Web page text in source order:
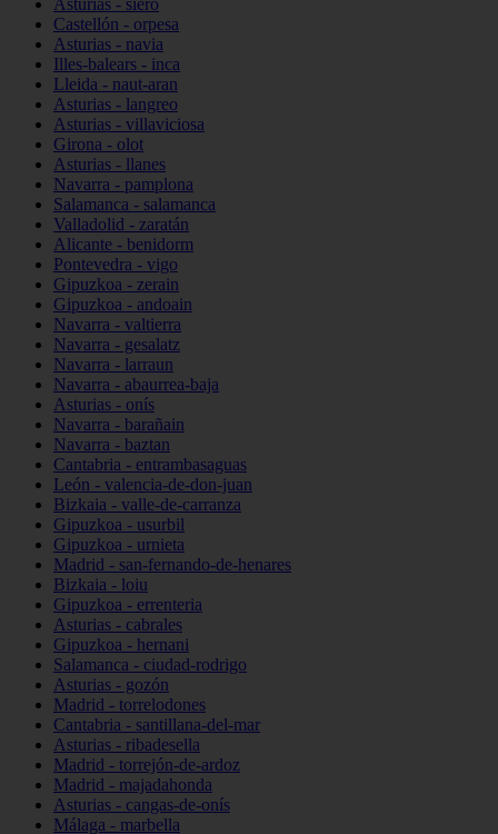
Asturias - siero
Castellón - orpesa
Asturias - navia
Illes-balears - inca
Lleida - naut-aran
Asturias - langreo
Asturias - villaviciosa
Girona - olot
Asturias - llanes
Navarra - pamplona
Salamanca - salamanca
Valladolid - zaratán
Alicante - benidorm
Pontevedra - vigo
Gipuzkoa - zerain
Gipuzkoa - andoain
Navarra - valtierra
Navarra - gesalatz
Navarra - larraun
Navarra - abaurrea-baja
Asturias - onís
Navarra - barañain
Navarra - baztan
Cantabria - entrambasaguas
León - valencia-de-don-juan
Bizkaia - valle-de-carranza
Gipuzkoa - usurbil
Gipuzkoa - urnieta
Madrid - san-fernando-de-henares
Bizkaia - loiu
Gipuzkoa - errenteria
Asturias - cabrales
Gipuzkoa - hernani
Salamanca - ciudad-rodrigo
Asturias - gozón
Madrid - torrelodones
Cantabria - santillana-del-mar
Asturias - ribadesella
Madrid - torrejón-de-ardoz
Madrid - majadahonda
Asturias - cangas-de-onís
Málaga - marbella